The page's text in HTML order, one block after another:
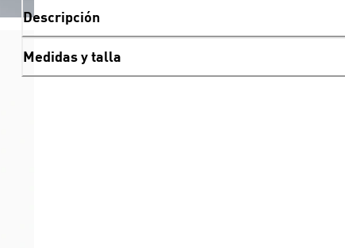
Descripción
Medidas y talla